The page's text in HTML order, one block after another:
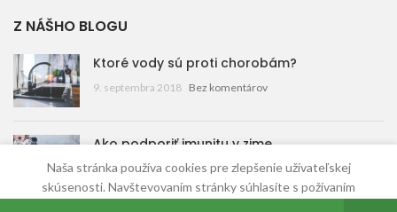
Z NÁŠHO BLOGU
Ktoré vody sú proti chorobám?
9. septembra 2018 Bez komentárov
Ako podporiť imunitu v zime
9. septembra 2018 Bez komentárov
Naša stránka používa cookies pre zlepšenie užívateľskej
skúsenosti. Navštevovaním stránky súhlasíte s požívaním